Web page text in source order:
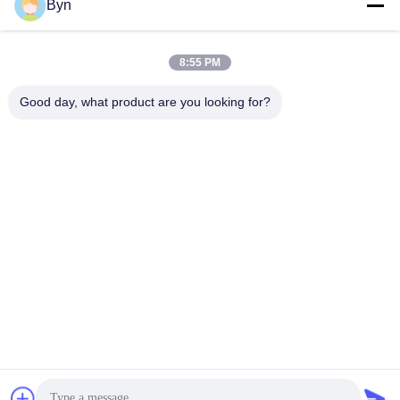
Byn
8:55 PM
Good day, what product are you looking for?